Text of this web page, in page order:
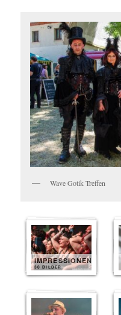
Wave Gotik Treffen
IMPRESSIONEN
30 BILDER